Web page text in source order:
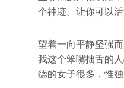
个神迹。让你可以
望着一向平静坚强
我这个笨嘴拙舌的
德的女子很多，惟